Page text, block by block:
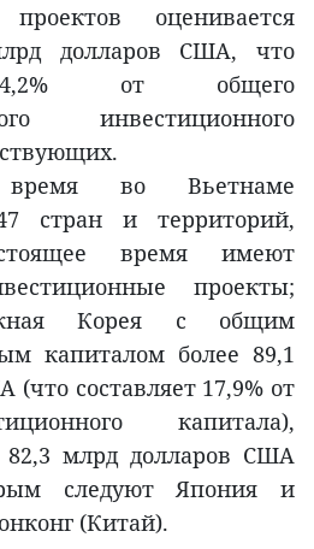
оценивается
долларов США, что
от общего
инвестиционного
во Вьетнаме
стран и территорий,
время имеют
проекты;
Корея с общим
капиталом более 89,1
составляет 17,9% от
капитала),
82,3 млрд долларов США
следуют Япония и
(Китай).